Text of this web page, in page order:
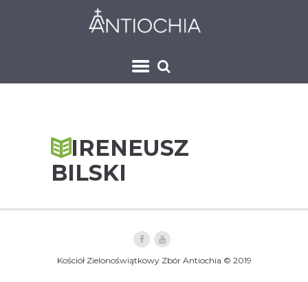
IRENEUSZ
BILSKI
Kościół Zielonoświątkowy Zbór Antiochia © 2019